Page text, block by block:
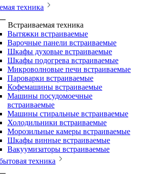
техника
Встраиваемая техника
Вытяжки встраиваемые
Варочные панели встраиваемые
Шкафы духовые встраиваемые
Шкафы подогрева встраиваемые
Микроволновые печи встраиваемые
Пароварки встраиваемые
Кофемашины встраиваемые
Машины посудомоечные
встраиваемые
Машины стиральные встраиваемые
Холодильники встраиваемые
Морозильные камеры встраиваемые
Шкафы винные встраиваемые
Вакуумизаторы встраиваемые
техника